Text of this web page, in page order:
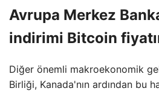
Avrupa Merkez
indirimi Bitcoin
Diğer önemli makroekonomik
Birliği, Kanada'nın ardından bu